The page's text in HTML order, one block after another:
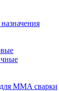
MMA сварки